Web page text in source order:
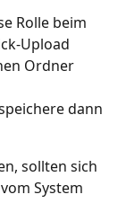
Rolle beim
Upload
Ordner
dann
sollten sich
System